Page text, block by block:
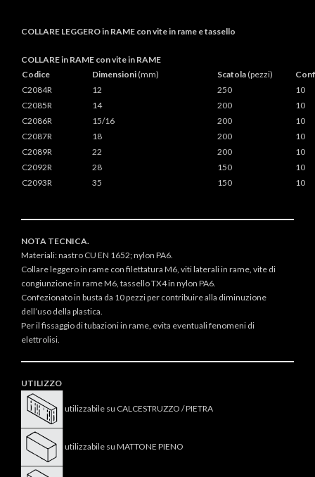
COLLARE LEGGERO in RAME con vite in rame e tassello
COLLARE in RAME con vite in RAME
Codice
Dimensioni(mm) Scatola(pezzi)
C2084R
12 250
10
C2085R
14 200
10
C2086R
15/16 200
10
C2087R
18 200
10
C2089R
22 200
10
C2092R
28 150
10
C2093R
35 150 10
NOTA TECNICA.
Materiali: nastro CU EN 1652; nylon PA6.
Collare leggero in rame con filettatura M6, viti laterali in rame, vite di
congiunzione in rame M6, tassello TX4 in nylon PA6.
Confezionato in busta da 10 pezzi per contribuire alla diminuzione
dell’uso della plastica.
Per il fissaggio di tubazioni in rame, evita eventuali fenomeni di
elettrolisi.
UTILIZZO
utilizzabile su CALCESTRUZZO / PIETRA
utilizzabile su MATTONE PIENO